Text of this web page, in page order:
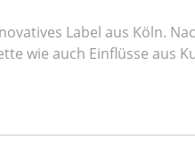
Label aus Köln.
wie auch Einflüsse aus